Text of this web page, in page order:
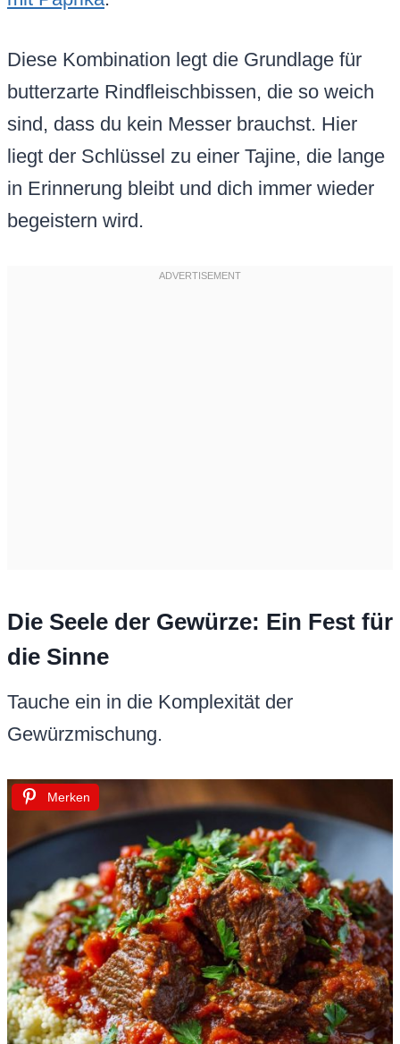
Diese Kombination legt die Grundlage für
butterzarte Rindfleischbissen, die so weich
sind, dass du kein Messer brauchst. Hier
liegt der Schlüssel zu einer Tajine, die lange
in Erinnerung bleibt und dich immer wieder
begeistern wird.
Die Seele der Gewürze: Ein Fest für
die Sinne
Tauche ein in die Komplexität der
Gewürzmischung.
Merken